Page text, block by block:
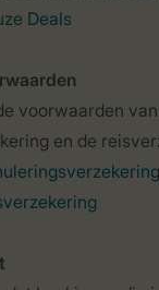
Deals
voorwaarden
en de